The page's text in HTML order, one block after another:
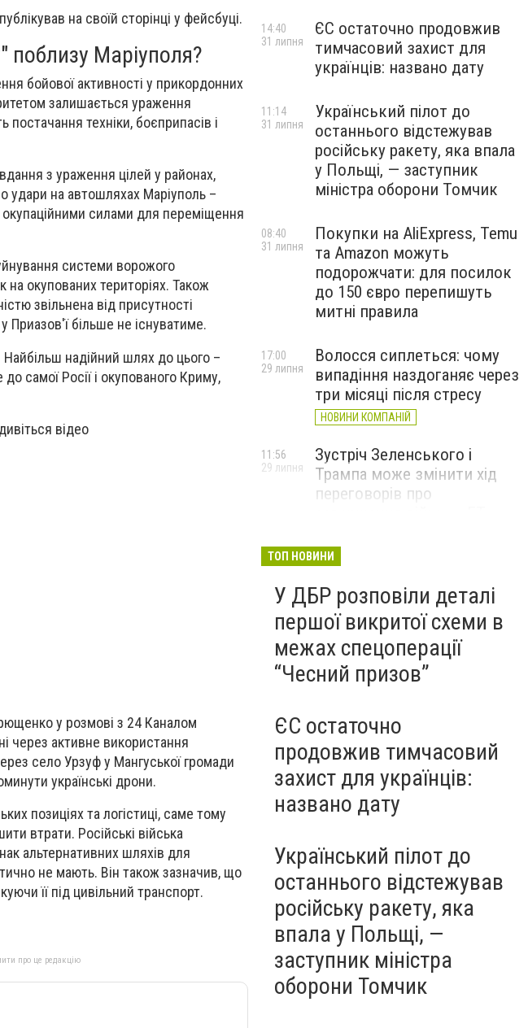
на своїй сторінці у фейсбуці.
поблизу Маріуполя?
бойової активності у прикордонних
залишається ураження
постачання техніки, боєприпасів і
з ураження цілей у районах,
удари на автошляхах Маріуполь –
окупаційними силами для переміщення
системи ворожого
на окупованих територіях. Також
звільнена від присутності
Приазов'ї більше не існуватиме.
Найбільш надійний шлях до цього –
самої Росії і окупованого Криму,
відео
у розмові з 24 Каналом
через активне використання
село Урзуф у Мангуської громади
українські дрони.
позиціях та логістиці, саме тому
втрати. Російські війська
альтернативних шляхів для
не мають. Він також зазначив, що
її під цивільний транспорт.
про це редакцію
ЄС остаточно продовжив
тимчасовий захист для
українців: названо дату
14:40
31 липня
Український пілот до
останнього відстежував
російську ракету, яка впала
у Польщі, — заступник
міністра оборони Томчик
11:14
31 липня
Покупки на AliExpress, Temu
та Amazon можуть
подорожчати: для посилок
до 150 євро перепишуть
митні правила
08:40
31 липня
Волосся сиплеться: чому
випадіння наздоганяє через
три місяці після стресу
НОВИНИ КОМПАНІЙ
17:00
29 липня
Зустріч Зеленського і
Трампа може змінити хід
переговорів про
11:56
29 липня
ТОП НОВИНИ
У ДБР розповіли деталі
першої викритої схеми в
межах спецоперації
“Чесний призов”
ЄС остаточно
продовжив тимчасовий
захист для українців:
названо дату
Український пілот до
останнього відстежував
російську ракету, яка
впала у Польщі, —
заступник міністра
оборони Томчик